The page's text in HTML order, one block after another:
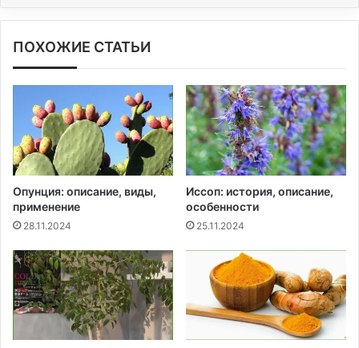
ПОХОЖИЕ СТАТЬИ
Опунция: описание, виды,
применение
28.11.2024
Иссоп: история, описание,
особенности
25.11.2024